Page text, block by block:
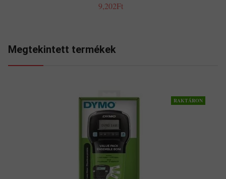
9,202Ft
Megtekintett termékek
RAKTÁRON